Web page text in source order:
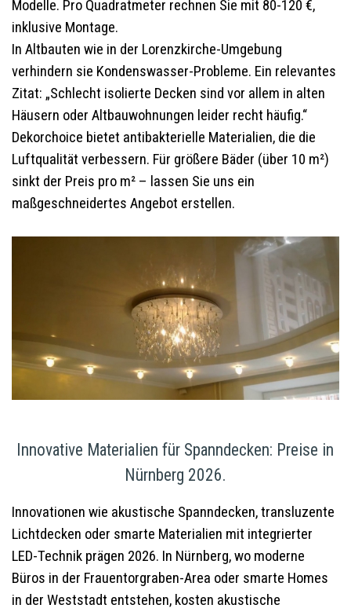
Modelle. Pro Quadratmeter rechnen Sie mit 80-120 €,
inklusive Montage.
In Altbauten wie in der Lorenzkirche-Umgebung
verhindern sie Kondenswasser-Probleme. Ein relevantes
Zitat: „Schlecht isolierte Decken sind vor allem in alten
Häusern oder Altbauwohnungen leider recht häufig.“
Dekorchoice bietet antibakterielle Materialien, die die
Luftqualität verbessern. Für größere Bäder (über 10 m²)
sinkt der Preis pro m² – lassen Sie uns ein
maßgeschneidertes Angebot erstellen.
Innovative Materialien für Spanndecken: Preise in
Nürnberg 2026.
Innovationen wie akustische Spanndecken, transluzente
Lichtdecken oder smarte Materialien mit integrierter
LED-Technik prägen 2026. In Nürnberg, wo moderne
Büros in der Frauentorgraben-Area oder smarte Homes
in der Weststadt entstehen, kosten akustische